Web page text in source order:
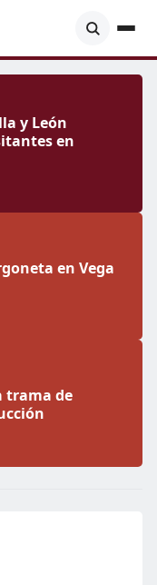
y León
en
en Vega
trama de